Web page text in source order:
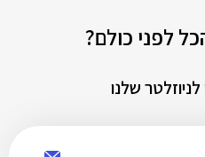
לפני כולם?
שלנו